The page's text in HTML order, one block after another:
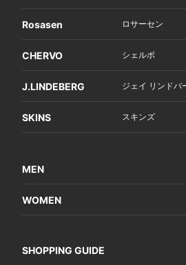
Rosasen ロサーセン
CHERVO シェルボ
J.LINDEBERG ジェイ リンドバ
SKINS スキンズ
MEN
WOMEN
SHOPPING GUIDE